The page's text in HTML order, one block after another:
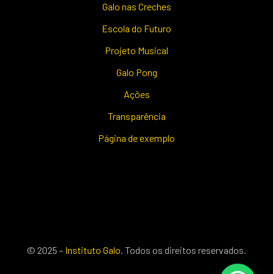
Galo nas Creches
Escola do Futuro
Projeto Musical
Galo Pong
Ações
Transparência
Página de exemplo
© 2025 – Instituto Galo. Todos os direitos reservados.